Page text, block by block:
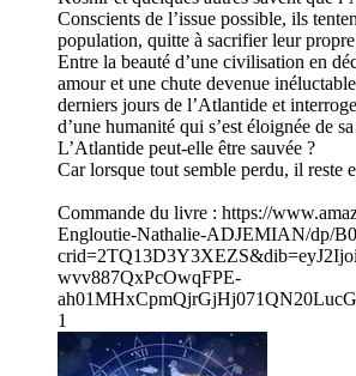
Conscients de l’issue possible, ils
population, quitte à sacrifier leur
Entre la beauté d’une civilisation en
amour et une chute devenue
derniers jours de l’Atlantide et
d’une humanité qui s’est éloignée de
L’Atlantide peut-elle être sauvée ?
Car lorsque tout semble perdu, il reste
Commande du livre : ⁠https://
Engloutie-Nathalie-ADJEMIAN/dp/
wvv887QxPcOwqFPE-
1⁠